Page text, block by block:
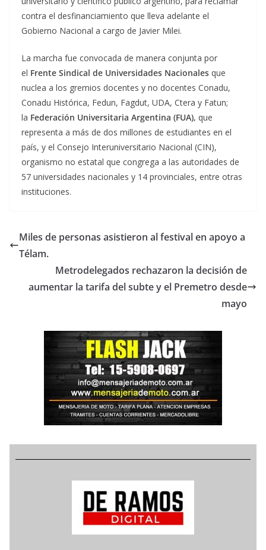
contra el desfinanciamiento que lleva adelante el
Gobierno Nacional a cargo de Javier Milei.
La marcha fue convocada de manera conjunta por
el Frente Sindical de Universidades Nacionales que
nuclea a los gremios docentes y no docentes Conadu,
Conadu Histórica, Fedun, Fagdut, UDA, Ctera y Fatun;
la Federación Universitaria Argentina (FUA), que
representa a más de dos millones de estudiantes en el
país, y el Consejo Interuniversitario Nacional (CIN),
organismo no estatal que congrega a las autoridades de
57 universidades nacionales y 14 provinciales, entre otras
instituciones.
Miles de personas asistieron al festival en apoyo a
Télam.
Metrodelegados rechazaron la decisión de
aumentar la tarifa del subte y el Premetro desde
mayo